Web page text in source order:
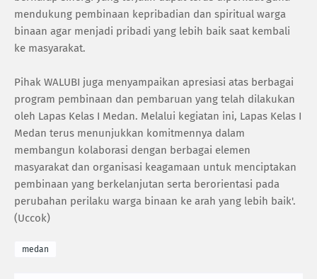
mendukung pembinaan kepribadian dan spiritual warga
binaan agar menjadi pribadi yang lebih baik saat kembali
ke masyarakat.
Pihak WALUBI juga menyampaikan apresiasi atas berbagai
program pembinaan dan pembaruan yang telah dilakukan
oleh Lapas Kelas I Medan. Melalui kegiatan ini, Lapas Kelas I
Medan terus menunjukkan komitmennya dalam
membangun kolaborasi dengan berbagai elemen
masyarakat dan organisasi keagamaan untuk menciptakan
pembinaan yang berkelanjutan serta berorientasi pada
perubahan perilaku warga binaan ke arah yang lebih baik'.
(Uccok)
medan